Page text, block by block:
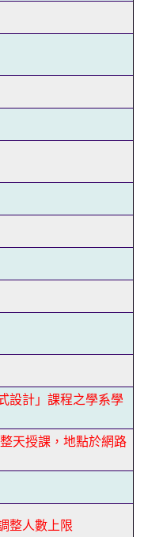
設計」課程之學系學
天授課，地點於網路
整人數上限